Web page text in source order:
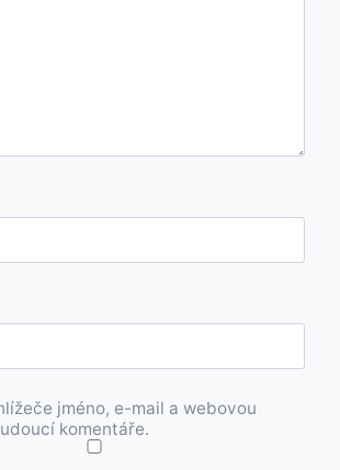
jméno, e-mail a webovou
komentáře.